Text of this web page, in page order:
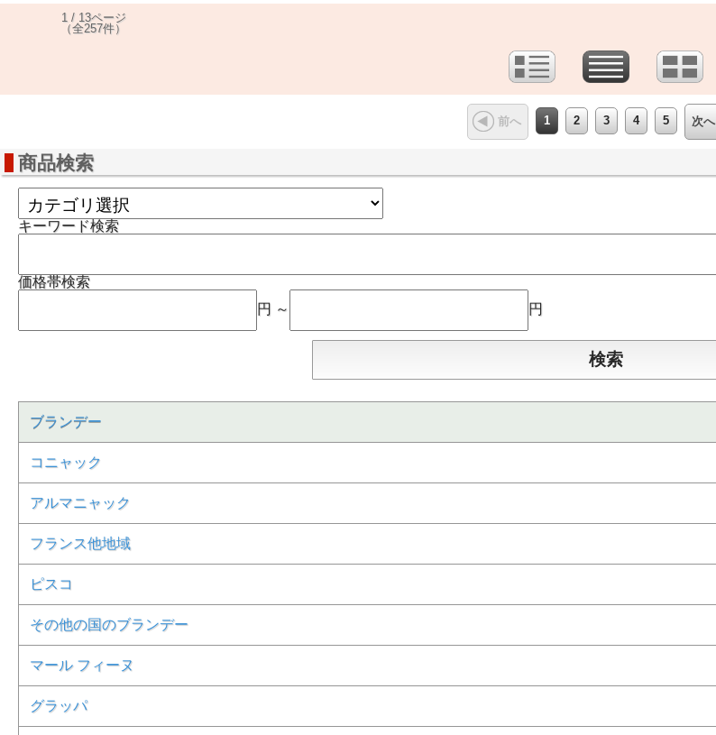
1 / 13ページ
（全257件）
前へ 1 2 3 4 5 次へ
商品検索
キーワード検索
価格帯検索
円 ～
円
ブランデー
コニャック
アルマニャック
フランス他地域
ピスコ
その他の国のブランデー
マール フィーヌ
グラッパ